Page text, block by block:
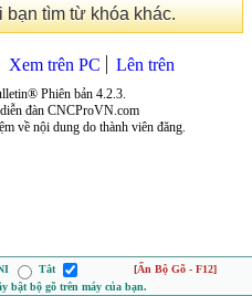
bạn tìm từ khóa khác.
Xem trên PC Lên trên
Phiên bản 4.2.3.
đàn CNCProVN.com
về nội dung do thành viên đăng.
Tắt
[Ẩn Bộ Gõ - F12]
bật bộ gõ trên máy của bạn.